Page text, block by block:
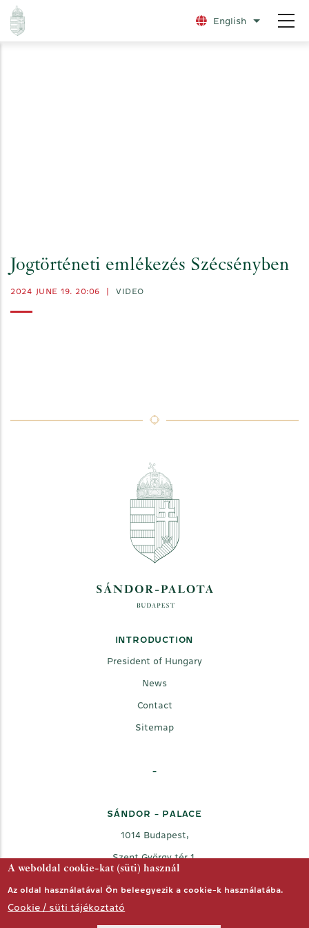
A weboldal cookie-kat (süti) használ
Az oldal használatával Ön beleegyezik a cookie-k használatába.
Cookie / süti tájékoztató
Skip
English List
Jogtörténeti emlékezés Szécsényben
2024 JUNE 19. 20:06 VIDEO
INTRODUCTION
President of Hungary
News
Contact
Sitemap
-
SÁNDOR - PALACE
1014 Budapest,
Szent György tér 1.